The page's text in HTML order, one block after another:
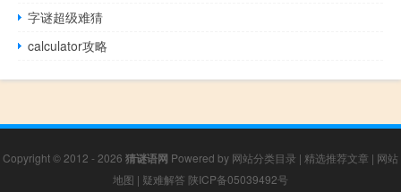
字谜超级难猜
calculator攻略
Copyright © 2012 - 2026 猜谜语网 Powered by 网站分类目录 | 精选推荐文章 | 网站
地图 | 疑难解答 陕ICP备05039492号